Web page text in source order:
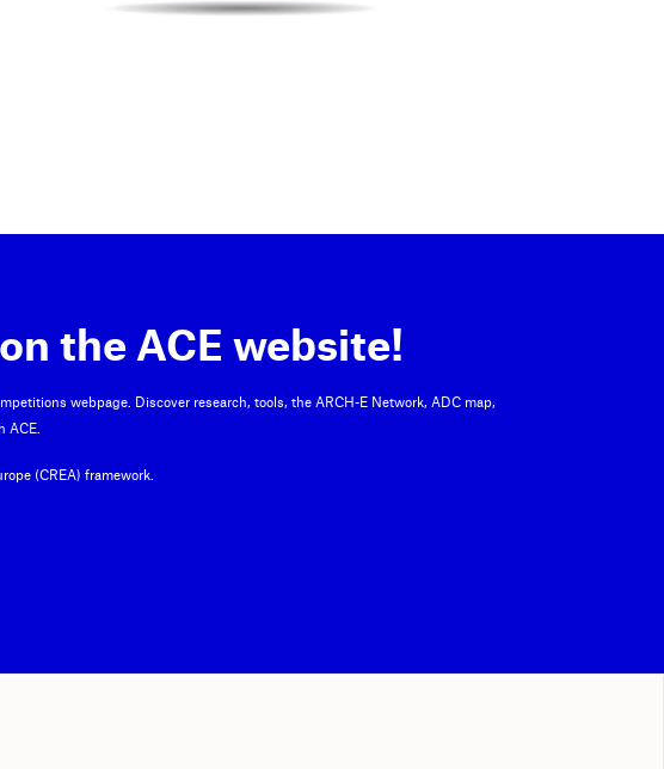
the ACE website!
webpage. Discover research, tools, the ARCH-E Network, ADC map,
ACE.
(CREA) framework.